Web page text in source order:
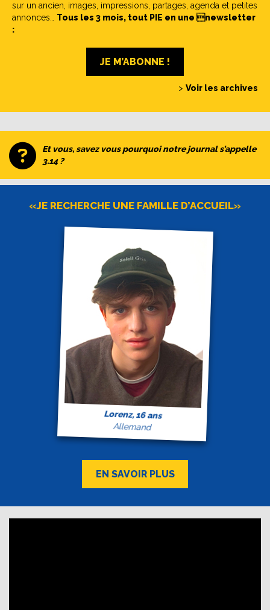
sur un ancien, images, impressions, partages, agenda et petites
annonces… Tous les 3 mois, tout PIE en une newsletter
:
JE M’ABONNE !
> Voir les archives
Et vous, savez vous pourquoi notre journal s’appelle
3.14 ?
«JE RECHERCHE UNE FAMILLE D’ACCUEIL»
Lorenz, 16 ans
Allemand
EN SAVOIR PLUS